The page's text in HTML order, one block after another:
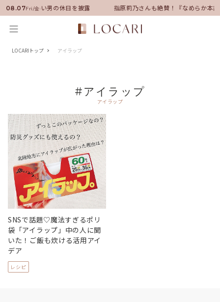
08.07Fri/金
ーに就任！いい男の休日を披露 指原莉乃さんも絶賛！『なめらか本
LOCARIトップ アイラップ
#アイラップ
アイラップ
SNSで話題♡魔法すぎるポリ
袋「アイラップ」中の人に聞
いた！ご飯も炊ける活用アイ
デア
レシピ